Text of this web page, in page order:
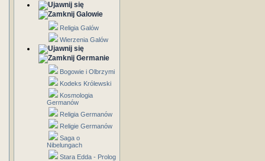
Galowie
Religia Galów
Wierzenia Galów
Germanie
Bogowie i Olbrzymi
Kodeks Królewski
Kosmologia
Germanów
Religia Germanów
Religie Germanów
Saga o
Nibelungach
Stara Edda - Prolog